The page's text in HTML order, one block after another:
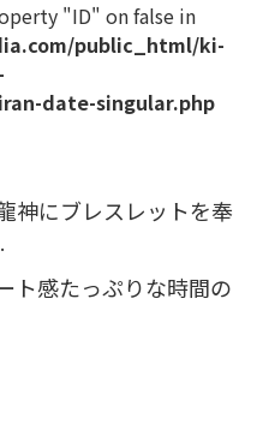
"ID" on false in
public_html/ki-
date-singular.php
神にブレスレットを奉
ト感たっぷりな時間の